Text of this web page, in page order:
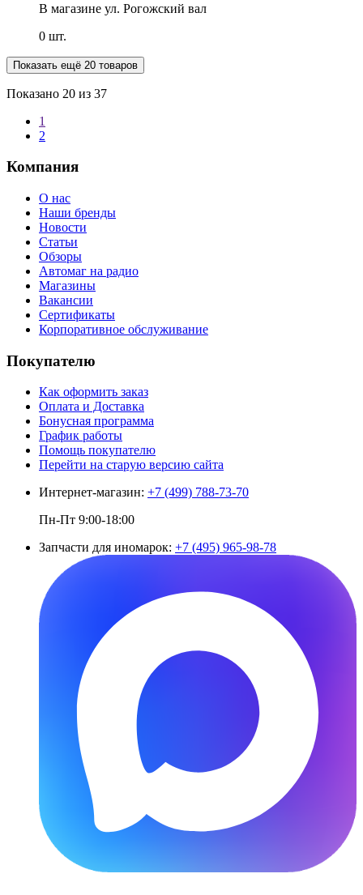
В магазине ул. Рогожский вал
0 шт.
Показать ещё 20 товаров
Показано 20 из 37
1
2
Компания
О нас
Наши бренды
Новости
Статьи
Обзоры
Автомаг на радио
Магазины
Вакансии
Сертификаты
Корпоративное обслуживание
Покупателю
Как оформить заказ
Оплата и Доставка
Бонусная программа
График работы
Помощь покупателю
Перейти на старую версию сайта
Интернет-магазин: +7 (499) 788-73-70
Пн-Пт 9:00-18:00
Запчасти для иномарок: +7 (495) 965-98-78